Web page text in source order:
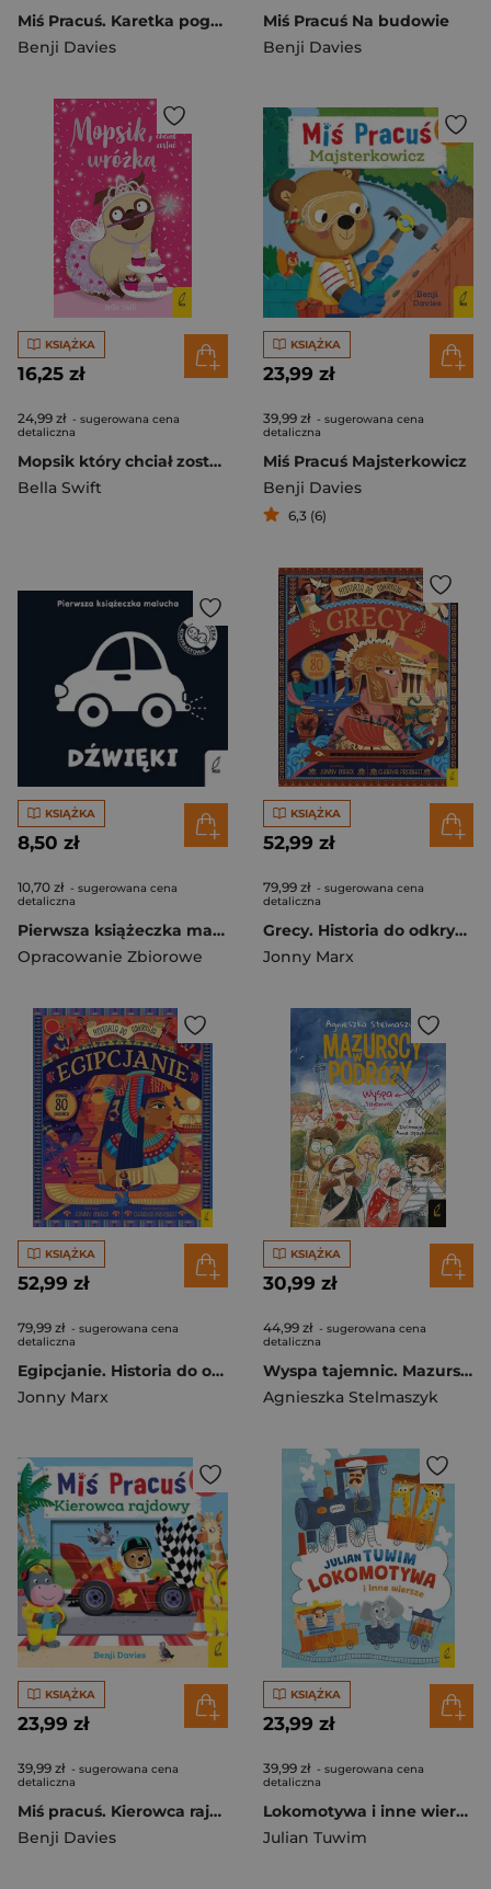
Miś Pracuś. Karetka pogotowia
Benji Davies
Miś Pracuś Na budowie
Benji Davies
KSIĄŻKA
16,25 zł
24,99 zł - sugerowana cena
detaliczna
Mopsik który chciał zostać wróżką Tom 7
Bella Swift
KSIĄŻKA
23,99 zł
39,99 zł - sugerowana cena
detaliczna
Miś Pracuś Majsterkowicz
Benji Davies
6,3 (6)
KSIĄŻKA
8,50 zł
10,70 zł - sugerowana cena
detaliczna
Pierwsza książeczka malucha Dźwięki
Opracowanie Zbiorowe
KSIĄŻKA
52,99 zł
79,99 zł - sugerowana cena
detaliczna
Grecy. Historia do odkrycia
Jonny Marx
KSIĄŻKA
52,99 zł
79,99 zł - sugerowana cena
detaliczna
Egipcjanie. Historia do odkrycia
Jonny Marx
KSIĄŻKA
30,99 zł
44,99 zł - sugerowana cena
detaliczna
Wyspa tajemnic. Mazurscy w podróży. Tom 10
Agnieszka Stelmaszyk
KSIĄŻKA
23,99 zł
39,99 zł - sugerowana cena
detaliczna
Miś pracuś. Kierowca rajdowy
Benji Davies
KSIĄŻKA
23,99 zł
39,99 zł - sugerowana cena
detaliczna
Lokomotywa i inne wiersze
Julian Tuwim